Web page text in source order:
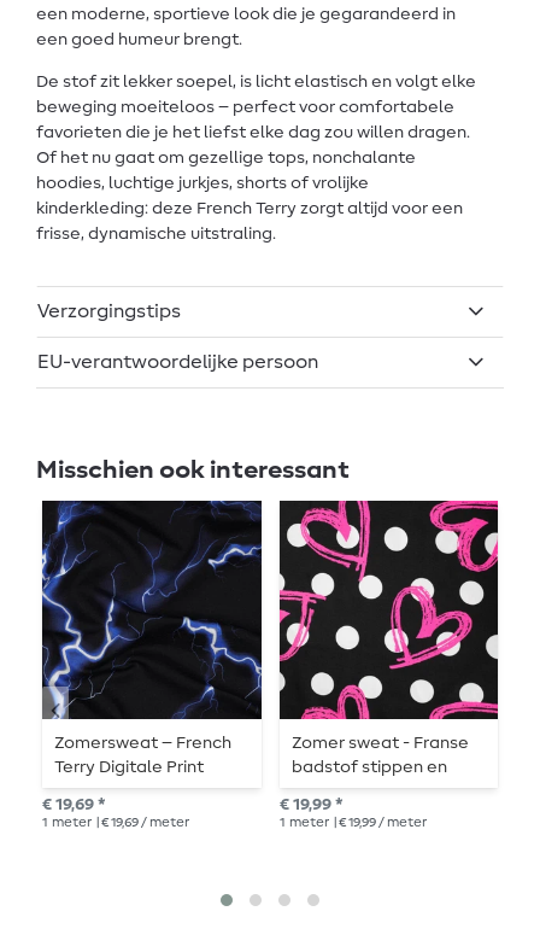
een moderne, sportieve look die je gegarandeerd in
een goed humeur brengt.
De stof zit lekker soepel, is licht elastisch en volgt elke
beweging moeiteloos – perfect voor comfortabele
favorieten die je het liefst elke dag zou willen dragen.
Of het nu gaat om gezellige tops, nonchalante
hoodies, luchtige jurkjes, shorts of vrolijke
kinderkleding: deze French Terry zorgt altijd voor een
frisse, dynamische uitstraling.
Verzorgingstips
EU-verantwoordelijke persoon
Misschien ook interessant
Zomersweat – French
Terry Digitale Print
Bliksem Zwart
€ 19,69 *
1 meter | € 19,69 / meter
Zomer sweat - Franse
badstof stippen en
neon hartjes zwart
€ 19,99 *
1 meter | € 19,99 / meter